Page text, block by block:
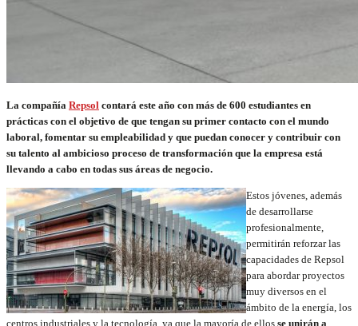
La compañía Repsol contará este año con más de 600 estudiantes en
prácticas con el objetivo de que tengan su primer contacto con el mundo
laboral, fomentar su empleabilidad y que puedan conocer y contribuir con
su talento al ambicioso proceso de transformación que la empresa está
llevando a cabo en todas sus áreas de negocio.
Estos jóvenes, además
de desarrollarse
profesionalmente,
permitirán reforzar las
capacidades de Repsol
para abordar proyectos
muy diversos en el
ámbito de la energía, los
centros industriales y la tecnología, ya que la mayoría de ellos se unirán a